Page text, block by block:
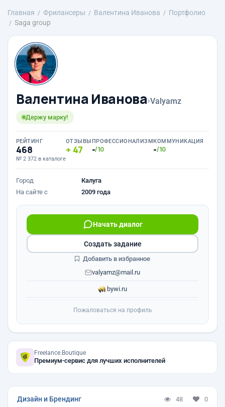
Главная Фрилансеры Валентина Иванова
Портфолио
Saga group
Валентина Иванова›Valyamz
Держу марку!
РЕЙТИНГ
468
№ 2 372 в каталоге
ОТЗЫВЫ
47
ПРОФЕССИОНАЛИЗМ
-/10
КОММУНИКАЦИЯ
-/10
Город
Калуга
На сайте с
2009 года
Начать диалог
valyamz@mail.ru
bywi.ru
Создать задание
Добавить в избранное
Пожаловаться на профиль
Freelance.Boutique
Премиум-сервис для лучших исполнителей
Дизайн и Брендинг 48 0